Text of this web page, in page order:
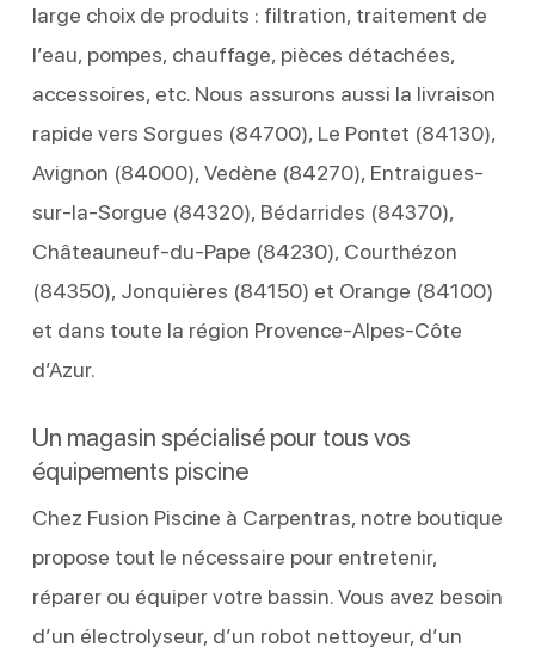
large choix de produits : filtration, traitement de
l’eau, pompes, chauffage, pièces détachées,
accessoires, etc. Nous assurons aussi la livraison
rapide vers Sorgues (84700), Le Pontet (84130),
Avignon (84000), Vedène (84270), Entraigues-
sur-la-Sorgue (84320), Bédarrides (84370),
Châteauneuf-du-Pape (84230), Courthézon
(84350), Jonquières (84150) et Orange (84100)
et dans toute la région Provence-Alpes-Côte
d’Azur.
Un magasin spécialisé pour tous vos
équipements piscine
Chez Fusion Piscine à Carpentras, notre boutique
propose tout le nécessaire pour entretenir,
réparer ou équiper votre bassin. Vous avez besoin
d’un électrolyseur, d’un robot nettoyeur, d’un